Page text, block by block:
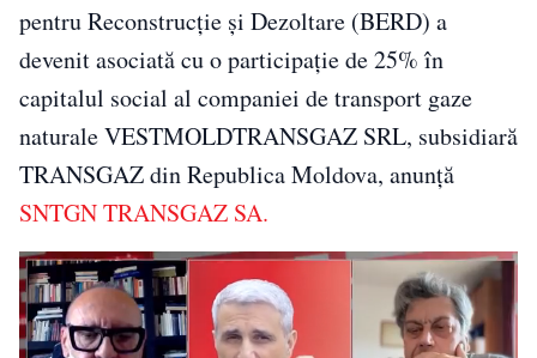
pentru Reconstrucție și Dezoltare (BERD) a
devenit asociată cu o participație de 25% în
capitalul social al companiei de transport gaze
naturale VESTMOLDTRANSGAZ SRL, subsidiară
TRANSGAZ din Republica Moldova, anunță
SNTGN TRANSGAZ SA.